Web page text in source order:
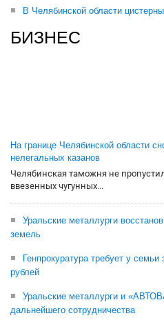
В Челябинской области
БИЗНЕС
На границе Челябинской области
нелегальных казанов
Челябинская таможня не
ввезенных чугунных...
Уральские металлурги
земель
Генпрокуратура требует у
рублей
Уральские металлурги и
дальнейшего сотрудничества